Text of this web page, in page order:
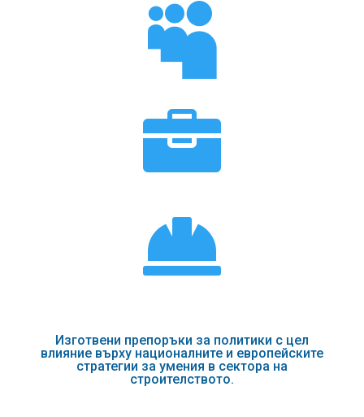



Изготвени препоръки за политики с цел
влияние върху националните и европейските
стратегии за умения в сектора на
строителството.